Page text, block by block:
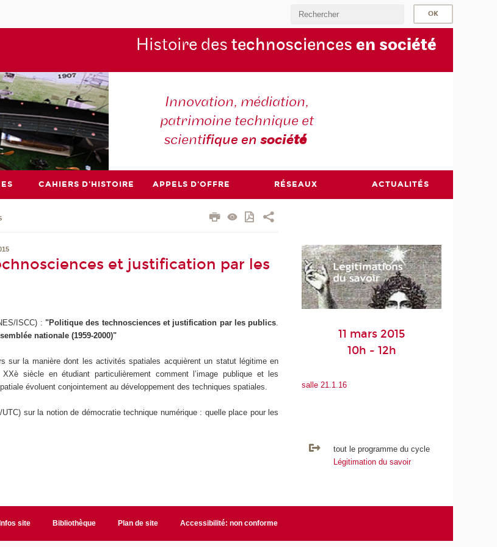
Histoire des technosciences en société
Innovation, médiation,
patrimoine technique et
scientifique ensociété
CAHIERS D'HISTOIRE APPELS D'OFFRE RÉSEAUX ACTUALITÉS
et justification par les
ISCC) : "Politique des technosciences et justification par les publics
nationale (1959-2000)"
sur la manière dont les activités spatiales acquièrent un statut légitime en
siècle en étudiant particulièrement comment l’image publique et les
évoluent conjointement au développement des techniques spatiales.
UTC) sur la notion de démocratie technique numérique : quelle place pour les
11 mars 2015
10h - 12h
salle 21.1.16
tout le programme du cycle
Légitimation du savoir
Infos site Bibliothèque Plan de site Accessibilité: non conforme